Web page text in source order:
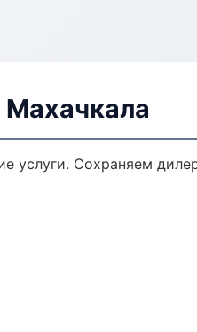
Махачкала
услуги. Сохраняем